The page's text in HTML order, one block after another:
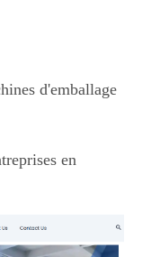
d'emballage
en